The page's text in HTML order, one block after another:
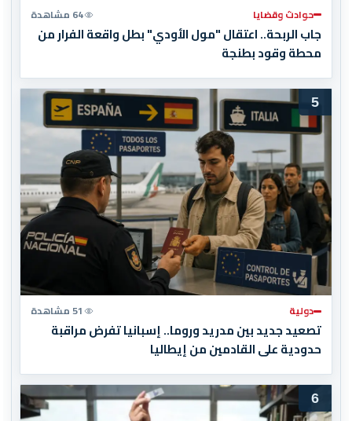
حوادث وقضايا 64 مشاهدة
جاب الربحة.. اعتقال "مول الأودي" بطل واقعة الفرار من
محطة وقود بطنجة
5
دولية 51 مشاهدة
تصعيد جديد بين مدريد وروما.. إسبانيا تفرض مراقبة
حدودية على القادمين من إيطاليا
6